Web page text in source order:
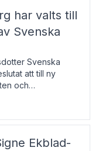
har valts till
Svenska
Svenska
att till ny
och
Hallberg. Hon
Forsström på
att ta sitt inträde vid
Ekblad-